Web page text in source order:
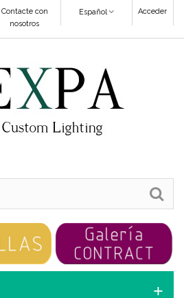
Acceder
Español
Contacte con
nosotros